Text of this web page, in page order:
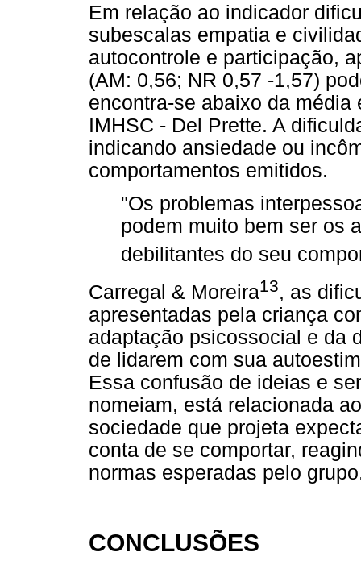
Em relação ao indicador
subescalas empatia e
autocontrole e participação,
(AM: 0,56; NR 0,57 -1,57)
encontra-se abaixo da
IMHSC - Del Prette. A
indicando ansiedade ou
comportamentos emitidos.
"Os problemas
podem muito bem ser os
debilitantes do seu
Carregal & Moreira13, as
apresentadas pela criança
adaptação psicossocial e da
de lidarem com sua
Essa confusão de ideias e
nomeiam, está relacionada
sociedade que projeta
conta de se comportar,
normas esperadas pelo
CONCLUSÕES